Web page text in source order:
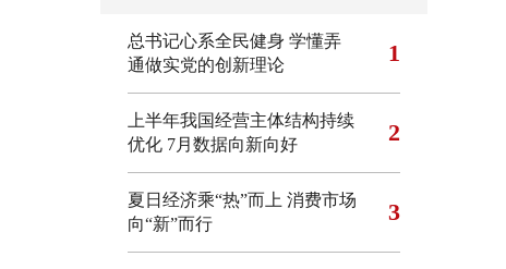
总书记心系全民健身 学懂弄
通做实党的创新理论
1
上半年我国经营主体结构持续
优化 7月数据向新向好 2
夏日经济乘“热”而上 消费市场
向“新”而行
3